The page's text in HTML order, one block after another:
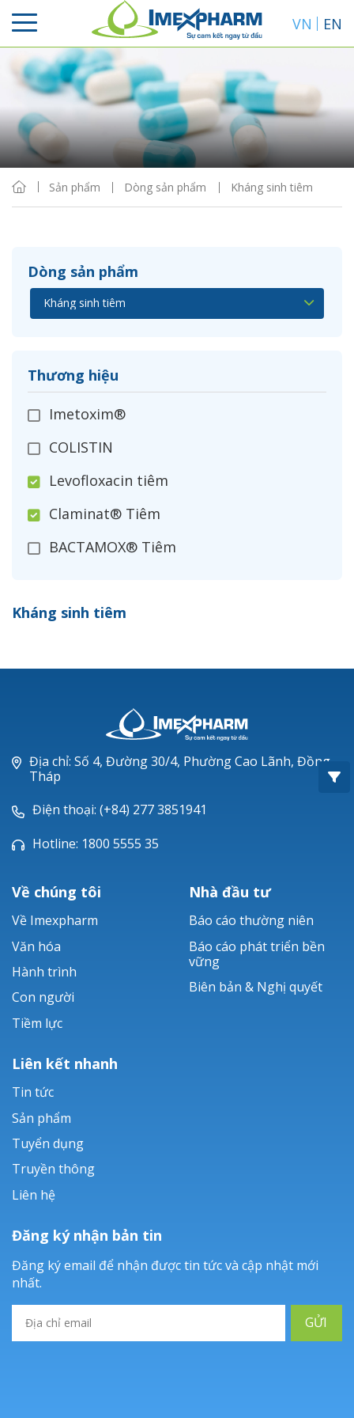
VN EN
Sản phẩm Dòng sản phẩm Kháng sinh tiêm
Dòng sản phẩm
Thương hiệu
Imetoxim®
COLISTIN
Levofloxacin tiêm
Claminat® Tiêm
BACTAMOX® Tiêm
Ceftizoxim®
Piperacillin
Ticarlinat®
Zobacta®
Bacsulfo®
Kháng sinh tiêm
Sắp xếp
Hiển thị
Địa chỉ: Số 4, Đường 30/4, Phường Cao Lãnh, Đồng
Tháp
Điện thoại: (+84) 277 3851941
Hotline: 1800 5555 35
Về chúng tôi
Về Imexpharm
Văn hóa
Hành trình
Con người
Tiềm lực
Nhà đầu tư
Báo cáo thường niên
Báo cáo phát triển bền
vững
Biên bản & Nghị quyết
Liên kết nhanh
Tin tức
Sản phẩm
Tuyển dụng
Truyền thông
Liên hệ
Đăng ký nhận bản tin
Đăng ký email để nhận được tin tức và cập nhật mới
nhất.
GỬI